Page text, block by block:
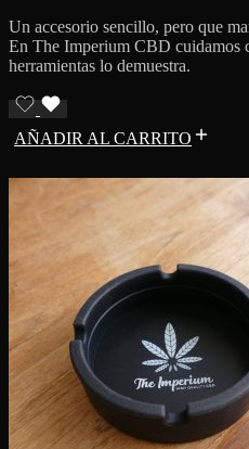
Un accesorio sencillo, pero que
En The Imperium CBD cuidamos
herramientas lo demuestra.
AÑADIR AL CARRITO